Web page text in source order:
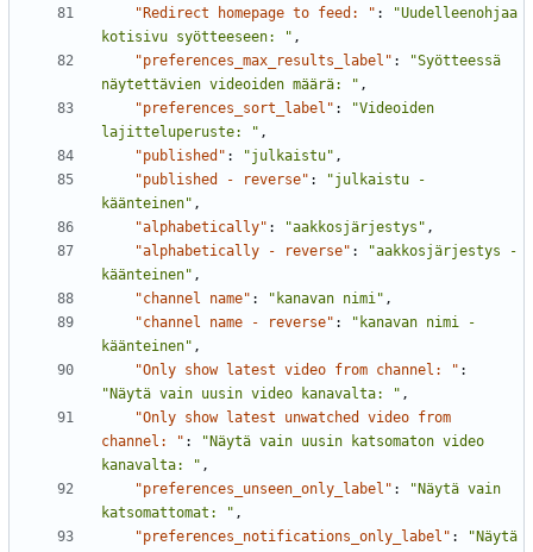
"Redirect homepage to feed: " :
"Uudelleenohjaa
kotisivu syötteeseen: " ,
"preferences_max_results_label" :
"Syötteessä
näytettävien videoiden määrä: " ,
"preferences_sort_label" :
"Videoiden
lajitteluperuste: " ,
"published" : "julkaistu" ,
"published - reverse" :
"julkaistu -
käänteinen" ,
"alphabetically" : "aakkosjärjestys" ,
"alphabetically - reverse" :
"aakkosjärjestys -
käänteinen" ,
"channel name" : "kanavan nimi" ,
"channel name - reverse" :
"kanavan nimi -
käänteinen" ,
"Only show latest video from channel: " :
"Näytä vain uusin video kanavalta: " ,
"Only show latest unwatched video from
channel: " :
"Näytä vain uusin katsomaton video
kanavalta: " ,
"preferences_unseen_only_label" :
"Näytä vain
katsomattomat: " ,
"preferences_notifications_only_label" : "Näytä